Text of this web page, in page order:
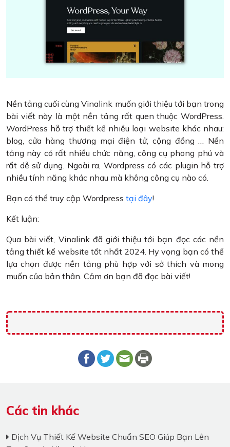
Nền tảng cuối cùng Vinalink muốn giới thiệu tới bạn trong
bài viết này là một nền tảng rất quen thuộc WordPress.
WordPress hỗ trợ thiết kế nhiều loại website khác nhau:
blog, cửa hàng thương mại điện tử, cộng đồng … Nền
tảng này có rất nhiều chức năng, công cụ phong phú và
rất dễ sử dụng. Ngoài ra, Wordpress có các plugin hỗ trợ
nhiều tính năng khác nhau mà không công cụ nào có.
Bạn có thể truy cập Wordpress tại đây!
Kết luận:
Qua bài viết, Vinalink đã giới thiệu tới bạn đọc các nền
tảng thiết kế website tốt nhất 2024. Hy vọng bạn có thể
lựa chọn được nền tảng phù hợp với sở thích và mong
muốn của bản thân. Cảm ơn bạn đã đọc bài viết!
Các tin khác
Dịch Vụ Thiết Kế Website Chuẩn SEO Giúp Bạn Lên